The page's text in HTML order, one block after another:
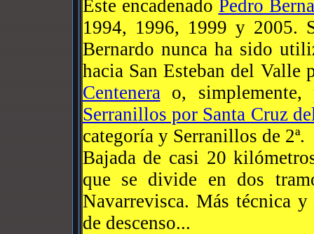
Este encadenado Pedro
1994, 1996, 1999 y 2005.
Bernardo nunca ha sido
hacia San Esteban del Valle
Centenerao, simplemente,
Serranillos por Santa Cruz
categoría y Serranillos de 2ª.
Bajada de casi 20
que se divide en dos
Navarrevisca. Más técnica
de descenso...